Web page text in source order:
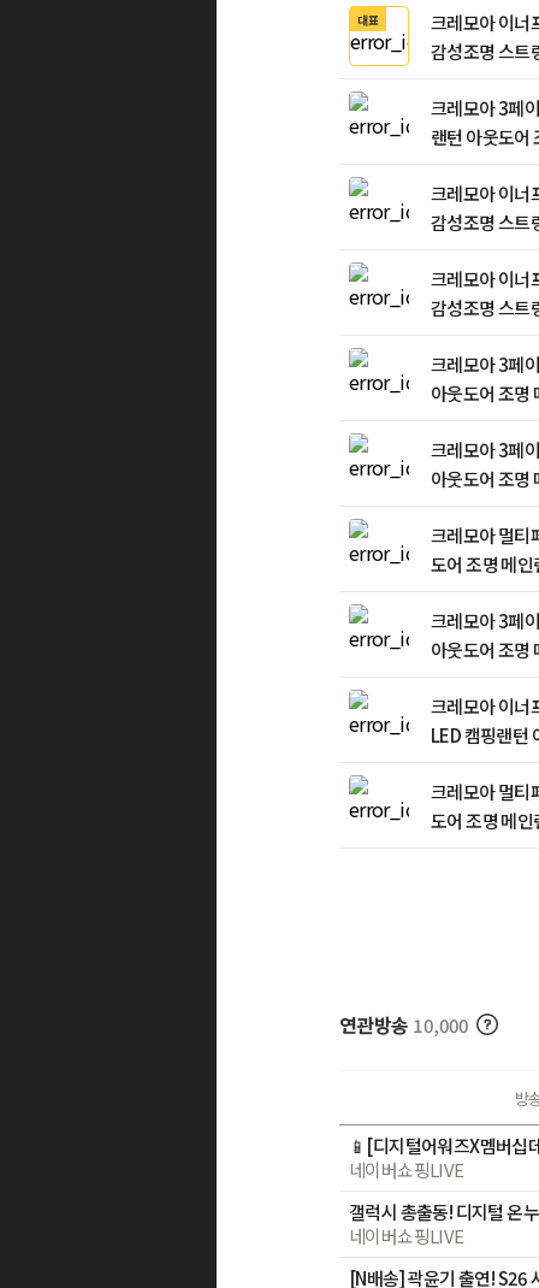
대표
크레모아 이너
감성조명 스트
크레모아 3페
랜턴 아웃도어
크레모아 이너
감성조명 스트
크레모아 이너
감성조명 스트
크레모아 3페
아웃도어 조명
크레모아 3페
아웃도어 조명
크레모아 멀티
도어 조명 메
크레모아 3페
아웃도어 조명
크레모아 이너
LED 캠핑랜턴
크레모아 멀티
도어 조명 메
연관방송 10,000
방
네이버쇼핑LIVE
네이버쇼핑LIVE